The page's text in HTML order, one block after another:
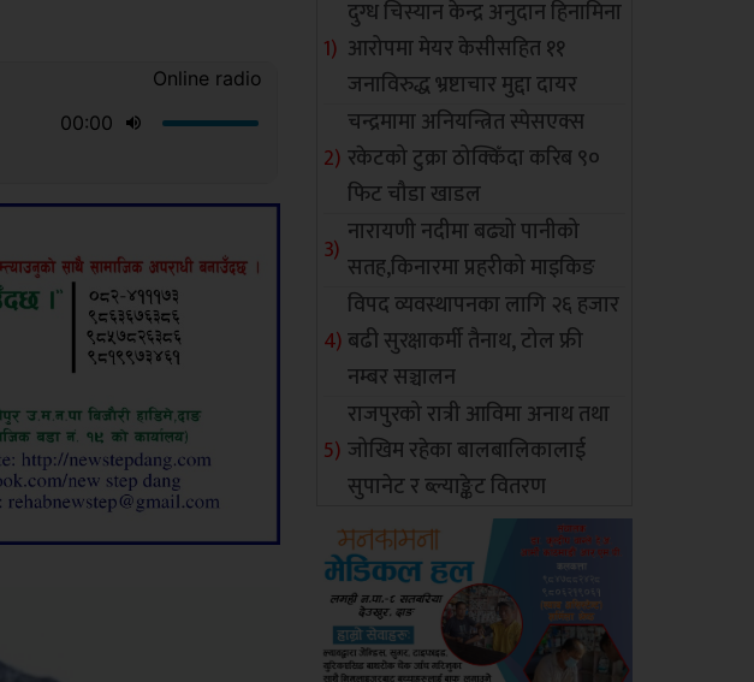
दुग्ध चिस्यान केन्द्र अनुदान हिनामिना
आरोपमा मेयर केसीसहित ११
जनाविरुद्ध भ्रष्टाचार मुद्दा दायर
चन्द्रमामा अनियन्त्रित स्पेसएक्स
रकेटको टुक्रा ठोक्किँदा करिब ९०
फिट चौडा खाडल
नारायणी नदीमा बढ्यो पानीको
सतह,किनारमा प्रहरीको माइकिङ
विपद व्यवस्थापनका लागि २६ हजार
बढी सुरक्षाकर्मी तैनाथ, टोल फ्री
नम्बर सञ्चालन
राजपुरको रात्री आविमा अनाथ तथा
जोखिम रहेका बालबालिकालाई
सुपानेट र ब्ल्याङ्केट वितरण